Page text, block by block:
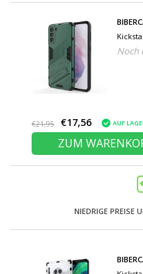
Grün
Noch
€21,95 €17,56 AUF
ZUM
NIEDRIGE PREISE